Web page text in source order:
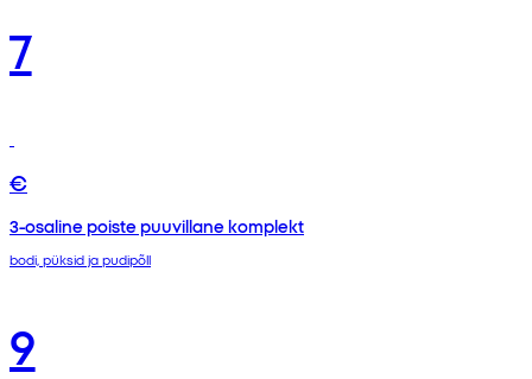
7
€
3-osaline poiste puuvillane komplekt
bodi, püksid ja pudipõll
9